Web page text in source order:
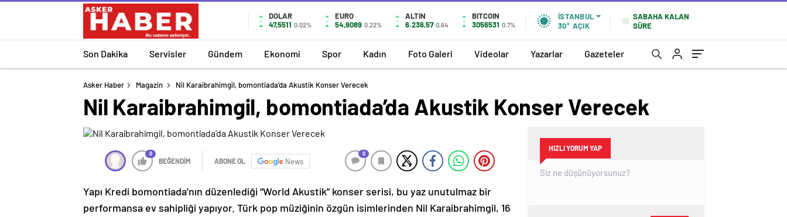
DOLAR
47,5511 0.02%
EURO
54,9089 0.22%
ALTIN
6.236,57 0,64
BITCOIN
3056531 0.7%
İSTANBUL
30° AÇIK
SABAHA KALAN
SÜRE
Son Dakika Servisler Gündem Ekonomi Spor Kadın Foto Galeri Videolar Yazarlar Gazeteler
Asker Haber Magazin Nil Karaibrahimgil, bomontiada’da Akustik Konser Verecek
Nil Karaibrahimgil, bomontiada’da Akustik Konser Verecek
0
BEĞENDİM ABONE OL News
0
Yapı Kredi bomontiada’nın düzenlediği “World Akustik” konser serisi, bu yaz unutulmaz bir
performansa ev sahipliği yapıyor. Türk pop müziğinin özgün isimlerinden Nil Karaibrahimgil, 16
HIZLI YORUM YAP